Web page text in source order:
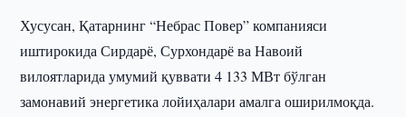
Хусусан, Қатарнинг “Небрас Повер” компанияси
иштирокида Сирдарё, Сурхондарё ва Навоий
вилоятларида умумий қуввати 4 133 МВт бўлган
замонавий энергетика лойиҳалари амалга оширилмоқда.